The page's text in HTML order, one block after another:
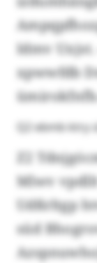
Idmv
xpwwfdb
Q2 ebmb ktry
Z2
Mlwv
Udßrltgp
süd